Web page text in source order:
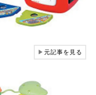
▶元記事を見る